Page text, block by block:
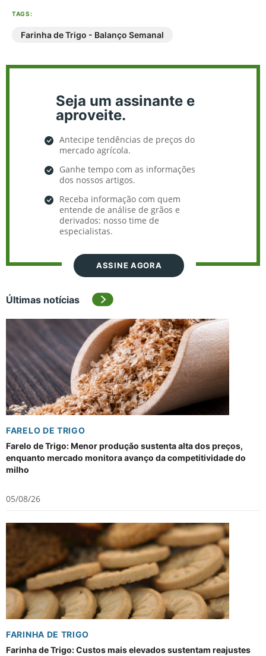
TAGS:
Farinha de Trigo - Balanço Semanal
Seja um assinante e
aproveite.
Antecipe tendências de preços do
mercado agrícola.
Ganhe tempo com as informações
dos nossos artigos.
Receba informação com quem
entende de análise de grãos e
derivados: nosso time de
especialistas.
ASSINE AGORA
Últimas notícias
FARELO DE TRIGO
Farelo de Trigo: Menor produção sustenta alta dos preços,
enquanto mercado monitora avanço da competitividade do
milho
05/08/26
FARINHA DE TRIGO
Farinha de Trigo: Custos mais elevados sustentam reajustes